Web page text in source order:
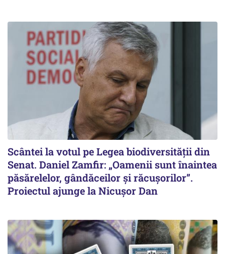
Scântei la votul pe Legea biodiversității din
Senat. Daniel Zamfir: „Oamenii sunt înaintea
păsărelelor, gândăceilor și răcușorilor”.
Proiectul ajunge la Nicușor Dan